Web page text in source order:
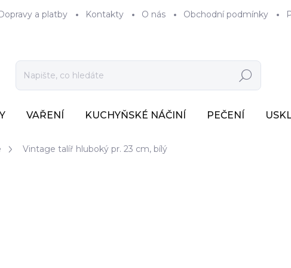
a platby Kontakty O nás Obchodní podmínky
Hledat
VAŘENÍ KUCHYŇSKÉ NÁČINÍ PEČENÍ
Vintage talíř hluboký pr. 23 cm, bílý